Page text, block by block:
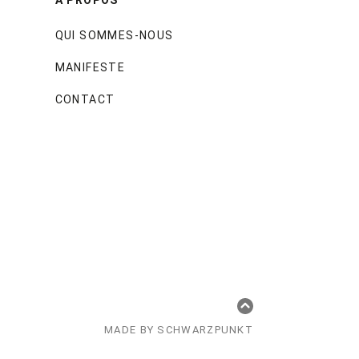
QUI SOMMES-NOUS
MANIFESTE
CONTACT
MADE BY SCHWARZPUNKT